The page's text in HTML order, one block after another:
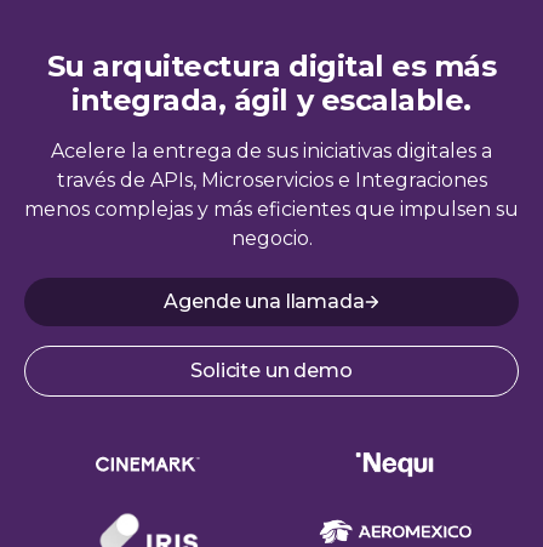
Su arquitectura digital es más
integrada, ágil y escalable.
Acelere la entrega de sus iniciativas digitales a
través de APIs, Microservicios e Integraciones
menos complejas y más eficientes que impulsen su
negocio.
Agende una llamada
Solicite un demo